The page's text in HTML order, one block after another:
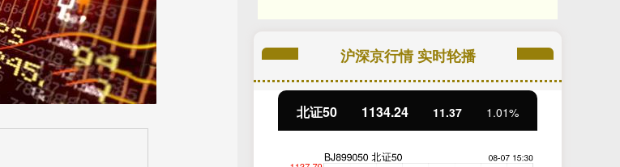
沪深京行情 实时轮播
北证50 1134.24 11.37 1.01%